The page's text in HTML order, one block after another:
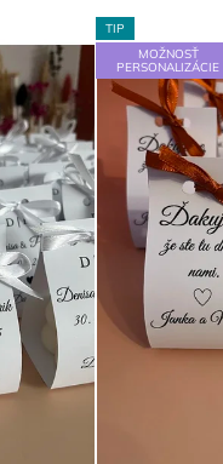
e
n
i
e
p
r
o
d
t
TIP
MOŽNOSŤ
PERSONALIZÁCIE